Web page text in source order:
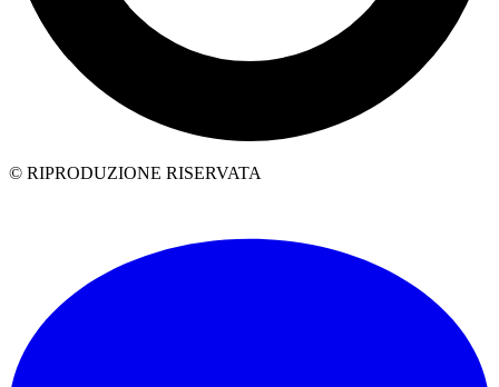
© RIPRODUZIONE RISERVATA